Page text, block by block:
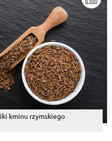
kminu rzymskiego